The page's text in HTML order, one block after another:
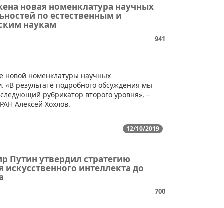
новая номенклатура научных
по естественным и
наукам
941
новой номенклатуры научных
результате подробного обсуждения мы
рубрикатор второго уровня», –
Алексей Хохлов.
12/10/2019
Путин утвердил стратегию
искусственного интеллекта до
700